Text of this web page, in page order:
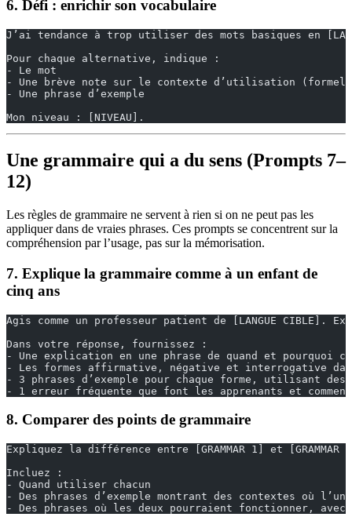
6. Défi : enrichir son vocabulaire
J’ai tendance à trop utiliser des mots basiques en
Pour chaque alternative, indique :
- Le mot
- Une brève note sur le contexte d’utilisation
- Une phrase d’exemple
Mon niveau : [NIVEAU].
Une grammaire qui a du sens (Prompts 7–
12)
Les règles de grammaire ne servent à rien si on ne peut pas les
appliquer dans de vraies phrases. Ces prompts se concentrent sur la
compréhension par l’usage, pas sur la mémorisation.
7. Explique la grammaire comme à un enfant de
cinq ans
Agis comme un professeur patient de [LANGUE CIBLE].
Dans votre réponse, fournissez :
- Une explication en une phrase de quand et pourquoi
- Les formes affirmative, négative et interrogative
- 3 phrases d’exemple pour chaque forme, utilisant
- 1 erreur fréquente que font les apprenants et
8. Comparer des points de grammaire
Expliquez la différence entre [GRAMMAR 1] et
Incluez :
- Quand utiliser chacun
- Des phrases d’exemple montrant des contextes où
- Des phrases où les deux pourraient fonctionner,